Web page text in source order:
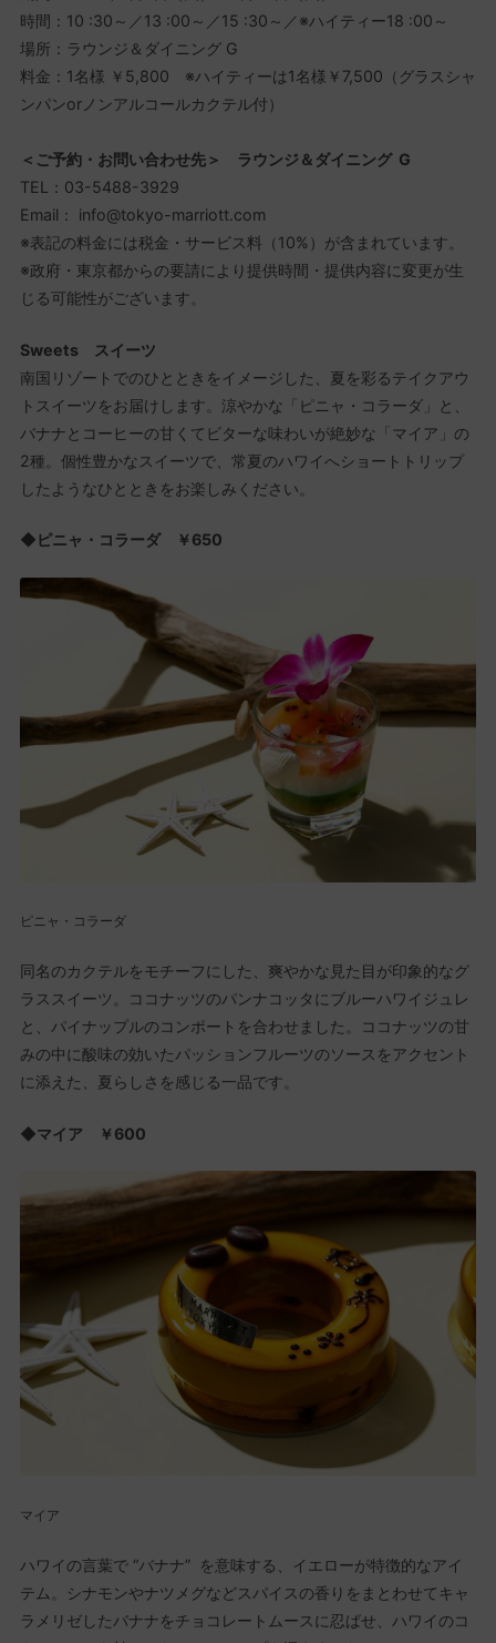
時間：10 :30～／13 :00～／15 :30～／※ハイティー18 :00～
場所：ラウンジ＆ダイニング G
料金：1名様 ￥5,800 ※ハイティーは1名様￥7,500（グラスシャ
ンパンorノンアルコールカクテル付）
＜ご予約・お問い合わせ先＞ ラウンジ＆ダイニング G
TEL：03-5488-3929
Email： info@tokyo-marriott.com
※表記の料金には税金・サービス料（10%）が含まれています。
※政府・東京都からの要請により提供時間・提供内容に変更が生
じる可能性がございます。
Sweets スイーツ
南国リゾートでのひとときをイメージした、夏を彩るテイクアウ
トスイーツをお届けします。涼やかな「ピニャ・コラーダ」と、
バナナとコーヒーの甘くてビターな味わいが絶妙な「マイア」の
2種。個性豊かなスイーツで、常夏のハワイへショートトリップ
したようなひとときをお楽しみください。
◆ピニャ・コラーダ ￥650
ピニャ・コラーダ
同名のカクテルをモチーフにした、爽やかな見た目が印象的なグ
ラススイーツ。ココナッツのパンナコッタにブルーハワイジュレ
と、パイナップルのコンポートを合わせました。ココナッツの甘
みの中に酸味の効いたパッションフルーツのソースをアクセント
に添えた、夏らしさを感じる一品です。
◆マイア ￥600
マイア
ハワイの言葉で “バナナ” を意味する、イエローが特徴的なアイ
テム。シナモンやナツメグなどスパイスの香りをまとわせてキャ
ラメリゼしたバナナをチョコレートムースに忍ばせ、ハワイのコ